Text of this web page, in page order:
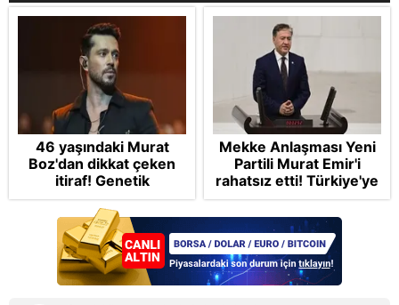
46 yaşındaki Murat
Boz'dan dikkat çeken
itiraf! Genetik
korkusunu açıkladı
Mekke Anlaşması Yeni
Partili Murat Emir'i
rahatsız etti! Türkiye'ye
"paralı muhafız" rolü
biçti